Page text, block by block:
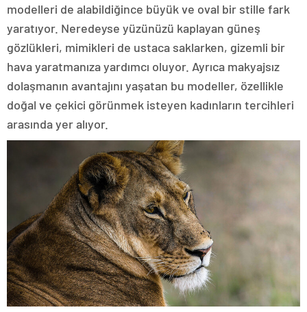
modelleri de alabildiğince büyük ve oval bir stille fark
yaratıyor. Neredeyse yüzünüzü kaplayan güneş
gözlükleri, mimikleri de ustaca saklarken, gizemli bir
hava yaratmanıza yardımcı oluyor. Ayrıca makyajsız
dolaşmanın avantajını yaşatan bu modeller, özellikle
doğal ve çekici görünmek isteyen kadınların tercihleri
arasında yer alıyor.